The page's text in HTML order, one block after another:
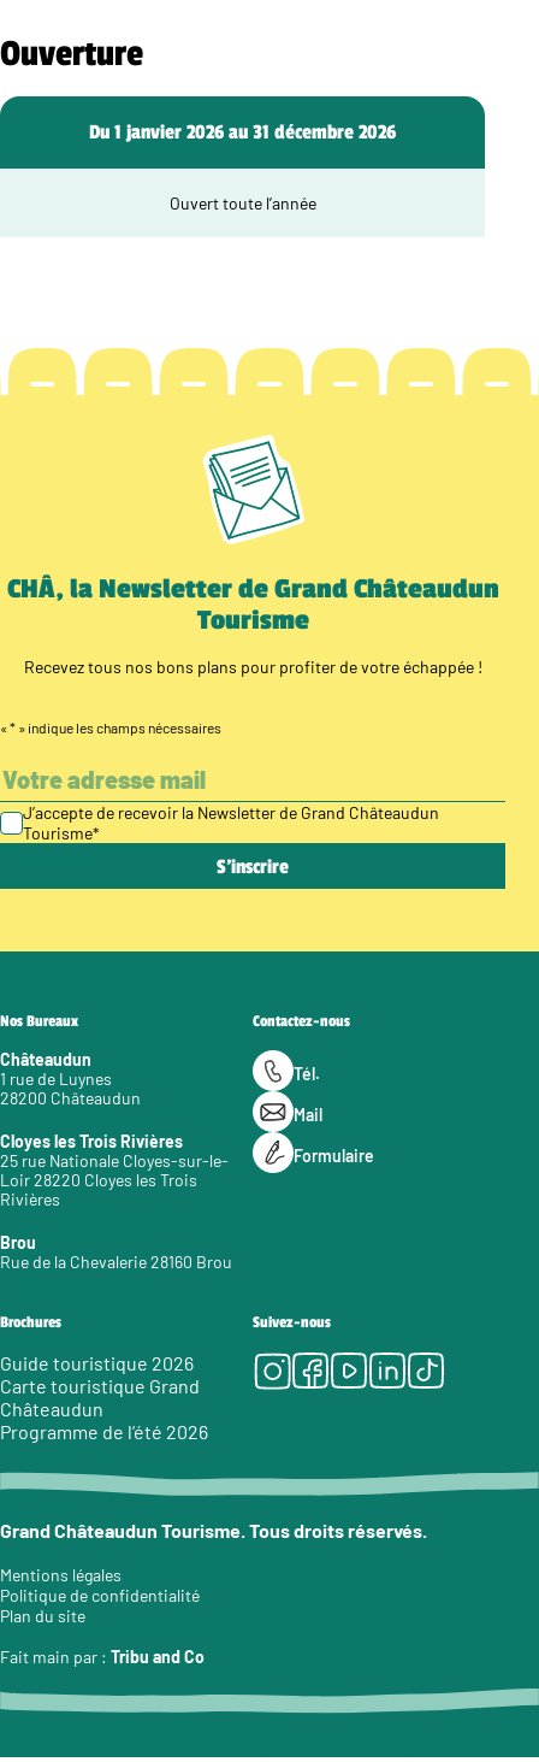
Ouverture
Du 1 janvier 2026 au 31 décembre 2026
Ouvert toute l’année
CHÂ, la Newsletter de Grand Châteaudun
Tourisme
Recevez tous nos bons plans pour profiter de votre échappée !
« * » indique les champs nécessaires
J’accepte de recevoir la Newsletter de Grand Châteaudun
Tourisme*
Nos Bureaux
Châteaudun
1 rue de Luynes
28200 Châteaudun
Cloyes les Trois Rivières
25 rue Nationale Cloyes-sur-le-
Loir 28220 Cloyes les Trois
Rivières
Brou
Rue de la Chevalerie 28160 Brou
Contactez-nous
Tél.
Mail
Formulaire
Brochures
Guide touristique 2026
Carte touristique Grand
Châteaudun
Programme de l’été 2026
Suivez-nous
Instagram
Facebook
Youtube
LinkedIn
Tiktok
Grand Châteaudun Tourisme. Tous droits réservés.
Mentions légales
Politique de confidentialité
Plan du site
Fait main par : Tribu and Co